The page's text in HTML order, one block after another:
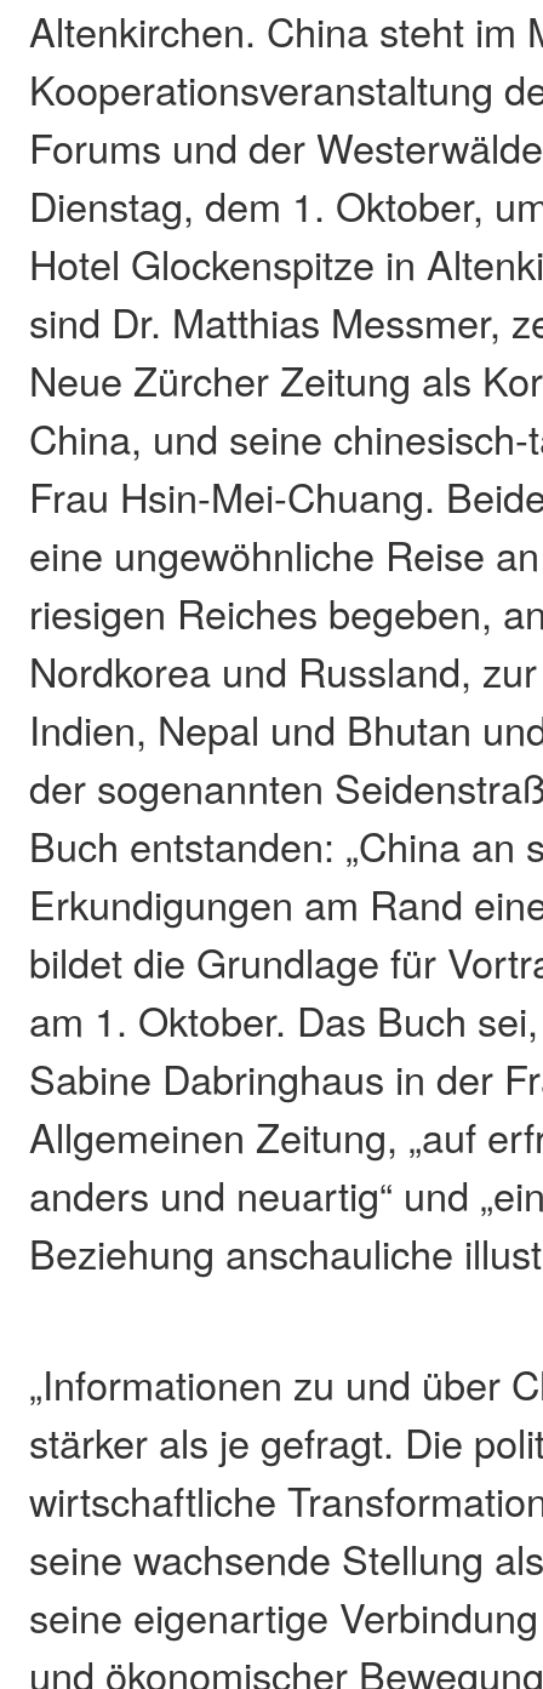
Altenkirchen. China steht im
Kooperationsveranstaltung
Forums und der
Dienstag, dem 1. Oktober,
Hotel Glockenspitze in
sind Dr. Matthias Messmer,
Neue Zürcher Zeitung als
China, und seine
Frau Hsin-Mei-Chuang.
eine ungewöhnliche Reise
riesigen Reiches begeben,
Nordkorea und Russland,
Indien, Nepal und Bhutan
der sogenannten
Buch entstanden: „China an
Erkundigungen am Rand
bildet die Grundlage für
am 1. Oktober. Das Buch
Sabine Dabringhaus in der
Allgemeinen Zeitung, „auf
anders und neuartig“ und
Beziehung anschauliche
„Informationen zu und über
stärker als je gefragt. Die
wirtschaftliche
seine wachsende Stellung
seine eigenartige
und ökonomischer